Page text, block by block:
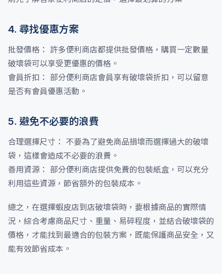
4. 尋找優惠方案
批發價格： 許多便利商店都提供批發價格，購買一定數量
破壞袋可以享受更優惠的價格。
會員折扣： 部分便利商店會員享有破壞袋折扣，可以留意
是否有會員優惠活動。
5. 避免不必要的浪費
合理選擇尺寸： 不要為了避免商品損壞而選擇過大的破壞
袋，這樣會造成不必要的浪費。
善用資源： 部分便利商店提供免費的包裝紙盒，可以充分
利用這些資源，節省額外的包裝成本。
總之，在選擇蝦皮店到店破壞袋時，要根據商品的實際情
況，綜合考慮商品尺寸、重量、易碎程度，並結合破壞袋的
價格，才能找到最適合的包裝方案，既能保護商品安全，又
能有效節省成本。